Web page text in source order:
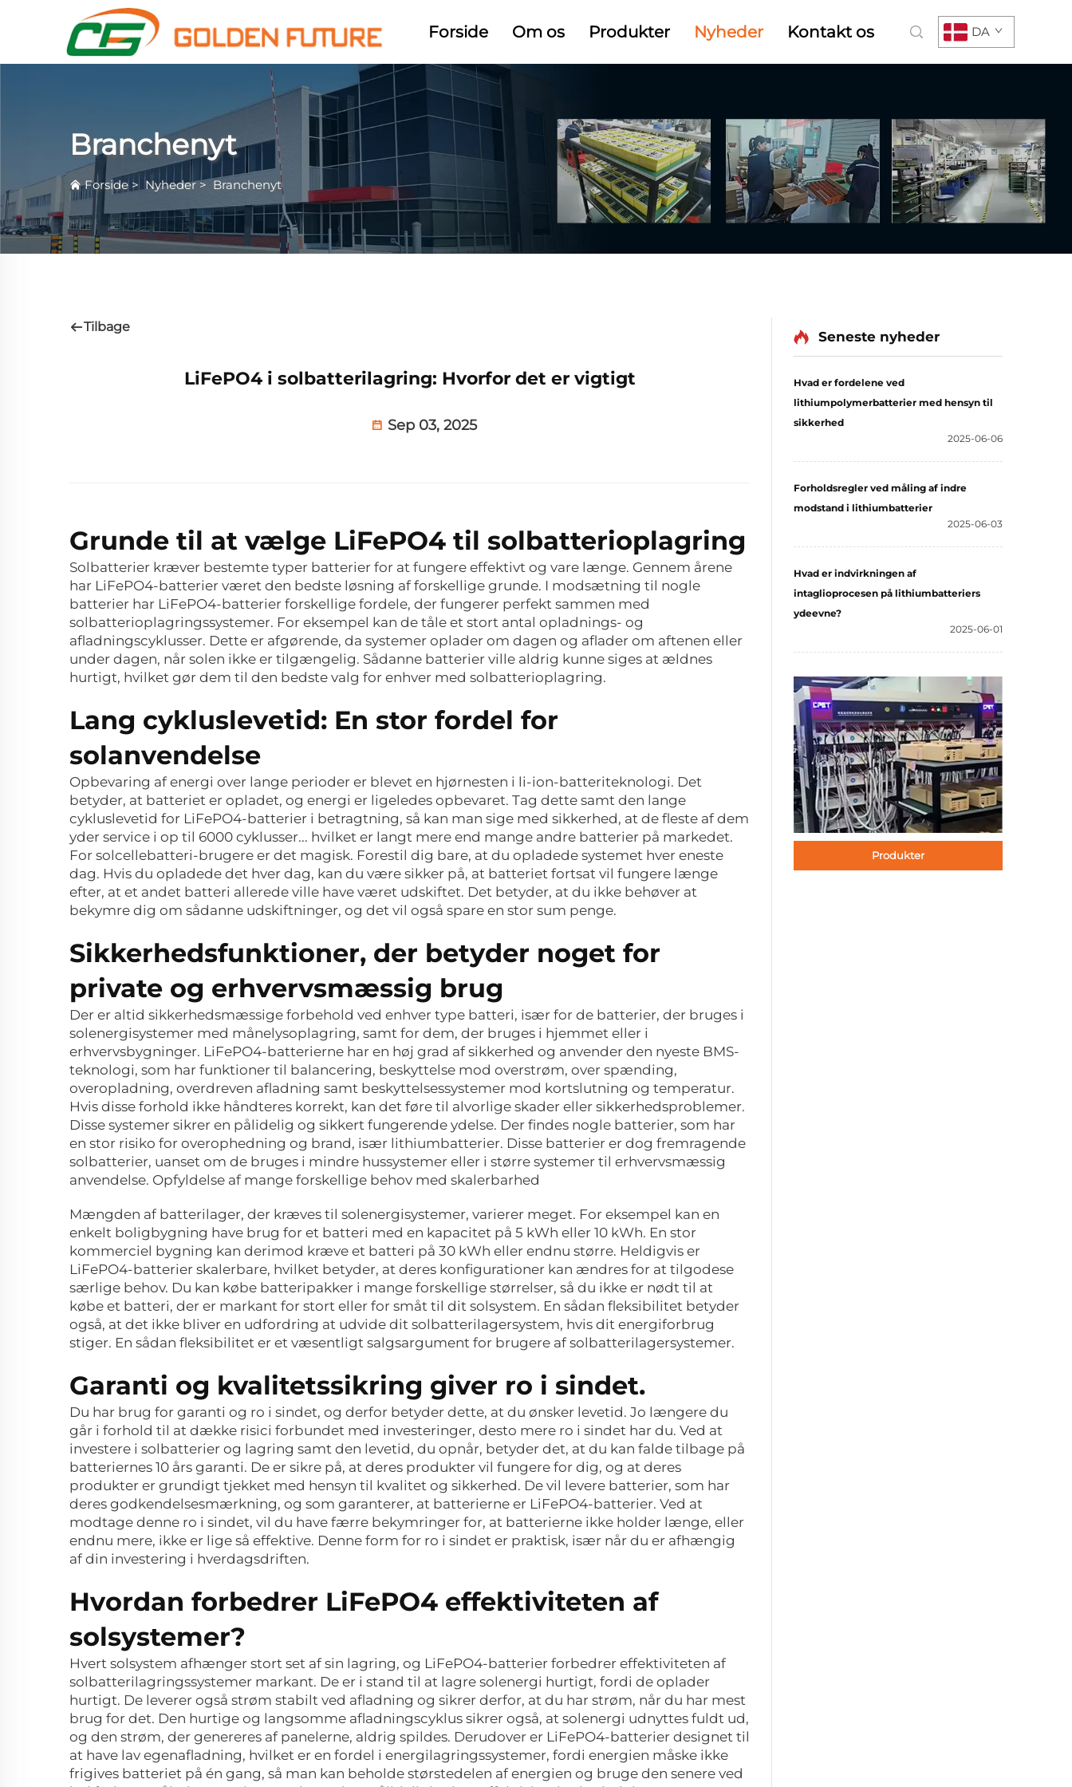
Forside Om os Produkter Nyheder Kontakt os DA
Branchenyt
Forside > Nyheder> Branchenyt
Tilbage
LiFePO4 i solbatterilagring: Hvorfor det er vigtigt
Sep 03, 2025
Grunde til at vælge LiFePO4 til solbatterioplagring
Solbatterier kræver bestemte typer batterier for at fungere effektivt og vare længe. Gennem årene
har LiFePO4-batterier været den bedste løsning af forskellige grunde. I modsætning til nogle
batterier har LiFePO4-batterier forskellige fordele, der fungerer perfekt sammen med
solbatterioplagringssystemer. For eksempel kan de tåle et stort antal opladnings- og
afladningscyklusser. Dette er afgørende, da systemer oplader om dagen og aflader om aftenen eller
under dagen, når solen ikke er tilgængelig. Sådanne batterier ville aldrig kunne siges at ældnes
hurtigt, hvilket gør dem til den bedste valg for enhver med solbatterioplagring.
Lang cykluslevetid: En stor fordel for
solanvendelse
Opbevaring af energi over lange perioder er blevet en hjørnesten i li-ion-batteriteknologi. Det
betyder, at batteriet er opladet, og energi er ligeledes opbevaret. Tag dette samt den lange
cykluslevetid for LiFePO4-batterier i betragtning, så kan man sige med sikkerhed, at de fleste af dem
yder service i op til 6000 cyklusser... hvilket er langt mere end mange andre batterier på markedet.
For solcellebatteri-brugere er det magisk. Forestil dig bare, at du opladede systemet hver eneste
dag. Hvis du opladede det hver dag, kan du være sikker på, at batteriet fortsat vil fungere længe
efter, at et andet batteri allerede ville have været udskiftet. Det betyder, at du ikke behøver at
bekymre dig om sådanne udskiftninger, og det vil også spare en stor sum penge.
Sikkerhedsfunktioner, der betyder noget for
private og erhvervsmæssig brug
Der er altid sikkerhedsmæssige forbehold ved enhver type batteri, især for de batterier, der bruges i
solenergisystemer med månelysoplagring, samt for dem, der bruges i hjemmet eller i
erhvervsbygninger. LiFePO4-batterierne har en høj grad af sikkerhed og anvender den nyeste BMS-
teknologi, som har funktioner til balancering, beskyttelse mod overstrøm, over spænding,
overopladning, overdreven afladning samt beskyttelsessystemer mod kortslutning og temperatur.
Hvis disse forhold ikke håndteres korrekt, kan det føre til alvorlige skader eller sikkerhedsproblemer.
Disse systemer sikrer en pålidelig og sikkert fungerende ydelse. Der findes nogle batterier, som har
en stor risiko for overophedning og brand, især lithiumbatterier. Disse batterier er dog fremragende
solbatterier, uanset om de bruges i mindre hussystemer eller i større systemer til erhvervsmæssig
anvendelse. Opfyldelse af mange forskellige behov med skalerbarhed
Mængden af batterilager, der kræves til solenergisystemer, varierer meget. For eksempel kan en
enkelt boligbygning have brug for et batteri med en kapacitet på 5 kWh eller 10 kWh. En stor
kommerciel bygning kan derimod kræve et batteri på 30 kWh eller endnu større. Heldigvis er
LiFePO4-batterier skalerbare, hvilket betyder, at deres konfigurationer kan ændres for at tilgodese
særlige behov. Du kan købe batteripakker i mange forskellige størrelser, så du ikke er nødt til at
købe et batteri, der er markant for stort eller for småt til dit solsystem. En sådan fleksibilitet betyder
også, at det ikke bliver en udfordring at udvide dit solbatterilagersystem, hvis dit energiforbrug
stiger. En sådan fleksibilitet er et væsentligt salgsargument for brugere af solbatterilagersystemer.
Garanti og kvalitetssikring giver ro i sindet.
Du har brug for garanti og ro i sindet, og derfor betyder dette, at du ønsker levetid. Jo længere du
går i forhold til at dække risici forbundet med investeringer, desto mere ro i sindet har du. Ved at
investere i solbatterier og lagring samt den levetid, du opnår, betyder det, at du kan falde tilbage på
batteriernes 10 års garanti. De er sikre på, at deres produkter vil fungere for dig, og at deres
produkter er grundigt tjekket med hensyn til kvalitet og sikkerhed. De vil levere batterier, som har
deres godkendelsesmærkning, og som garanterer, at batterierne er LiFePO4-batterier. Ved at
modtage denne ro i sindet, vil du have færre bekymringer for, at batterierne ikke holder længe, eller
endnu mere, ikke er lige så effektive. Denne form for ro i sindet er praktisk, især når du er afhængig
af din investering i hverdagsdriften.
Hvordan forbedrer LiFePO4 effektiviteten af
solsystemer?
Hvert solsystem afhænger stort set af sin lagring, og LiFePO4-batterier forbedrer effektiviteten af
solbatterilagringssystemer markant. De er i stand til at lagre solenergi hurtigt, fordi de oplader
hurtigt. De leverer også strøm stabilt ved afladning og sikrer derfor, at du har strøm, når du har mest
brug for det. Den hurtige og langsomme afladningscyklus sikrer også, at solenergi udnyttes fuldt ud,
og den strøm, der genereres af panelerne, aldrig spildes. Derudover er LiFePO4-batterier designet til
at have lav egenafladning, hvilket er en fordel i energilagringssystemer, fordi energien måske ikke
frigives batteriet på én gang, så man kan beholde størstedelen af energien og bruge den senere ved
Seneste nyheder
Hvad er fordelene ved
lithiumpolymerbatterier med hensyn til
sikkerhed
2025-06-06
Forholdsregler ved måling af indre
modstand i lithiumbatterier
2025-06-03
Hvad er indvirkningen af
intaglioprocesen på lithiumbatteriers
ydeevne?
2025-06-01
Produkter